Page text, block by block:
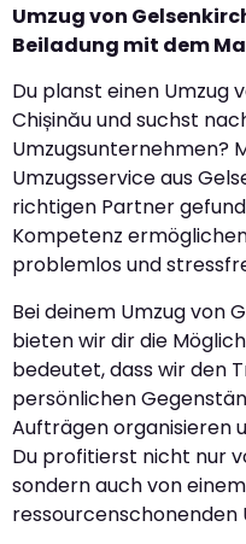
Umzug von
Beiladung mit dem
Du planst einen Umzug
Chișinău und suchst
Umzugsunternehmen?
Umzugsservice aus
richtigen Partner
Kompetenz
problemlos und
Bei deinem Umzug von
bieten wir dir die
bedeutet, dass wir den
persönlichen
Aufträgen organisieren
Du profitierst nicht nur
sondern auch von
ressourcenschonenden